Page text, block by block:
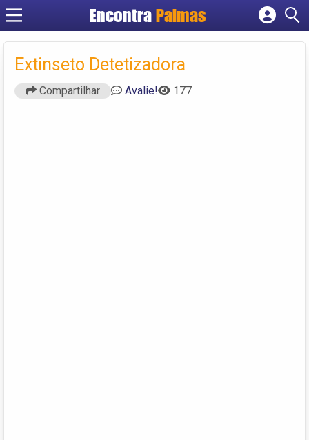
Encontra Palmas
Cadastrar empresa
Criar conta
Extinseto Detetizadora
Compartilhar Avalie! 177